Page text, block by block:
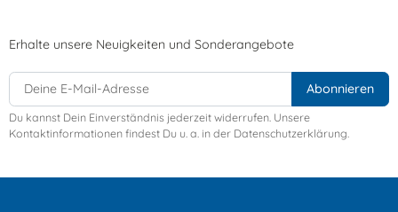
Erhalte unsere Neuigkeiten und Sonderangebote
Du kannst Dein Einverständnis jederzeit widerrufen. Unsere
Kontaktinformationen findest Du u. a. in der Datenschutzerklärung.